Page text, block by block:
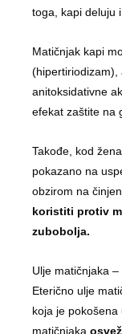
toga, kapi deluju
Matičnjak kapi
(hipertiriodizam),
anitoksidativne
efekat zaštite na
Takođe, kod
pokazano na
obzirom na
koristiti protiv
zubobolja.
Ulje matičnjaka
Eterično ulje
koja je
matičnjaka